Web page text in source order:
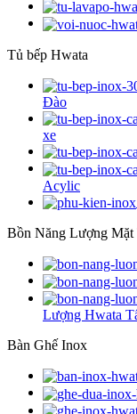
Tủ bếp Hwata
Đào
xe
Acylic
Bồn Năng Lượng Mặt
Lượng Hwata
Bàn Ghế Inox